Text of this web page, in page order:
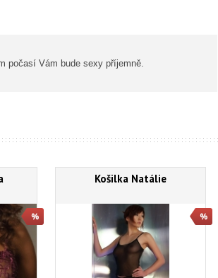
počasí Vám bude sexy příjemně.
Košilka Natálie